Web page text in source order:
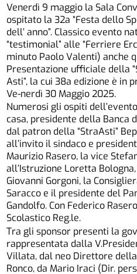
Venerdì 9 maggio la Sala
ospitato la 32a “Festa dello
dell’ anno”. Classico evento
“testimonial” alle “Ferriere
minuto Paolo Valenti) anche
Presentazione ufficiale della
Asti”, la cui 38a edizione è in
Ve-nerdì 30 Maggio 2025.
Numerosi gli ospiti
casa, presidente della Banca
dal patron della “StraAsti”
all’invito il sindaco e
Maurizio Rasero, la vice
all’Istruzione Loretta
Giovanni Gorgoni, la
Saracco e il presidente del
Gandolfo. Con Federico
Scolastico Reg.le.
Tra gli sponsor presenti la
rappresentata dalla
Villata, dal neo Direttore
Ronco, da Mario Iraci (Dir.